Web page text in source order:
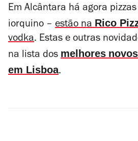
Em Alcântara há agora
iorquino – estão na Rico
vodka. Estas e outras
na lista dos melhores
em Lisboa.